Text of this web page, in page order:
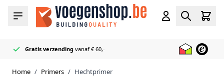
Ga naar de inhoud
Menu
Cart
Gratis verzending vanaf € 60,-
Officieel MapeiReseller
50+ Voeg & Kit kleurenop voorraad
Bliksemsnel geleverd
Home / Primers / Hechtprimer